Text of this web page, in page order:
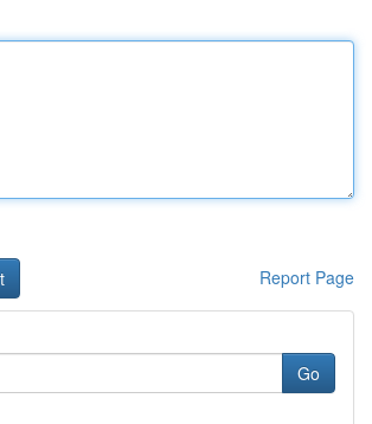
Report Page
Go